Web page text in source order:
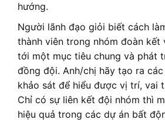
hướng.
Người lãnh đạo giỏi biết cách
thành viên trong nhóm đoàn kết
tới một mục tiêu chung và phát
đồng đội. Anh/chị hãy tạo ra
khảo sát để hiểu được vị trí, vai
Chỉ có sự liên kết đội nhóm thì
hiệu quả trong các dự án bất